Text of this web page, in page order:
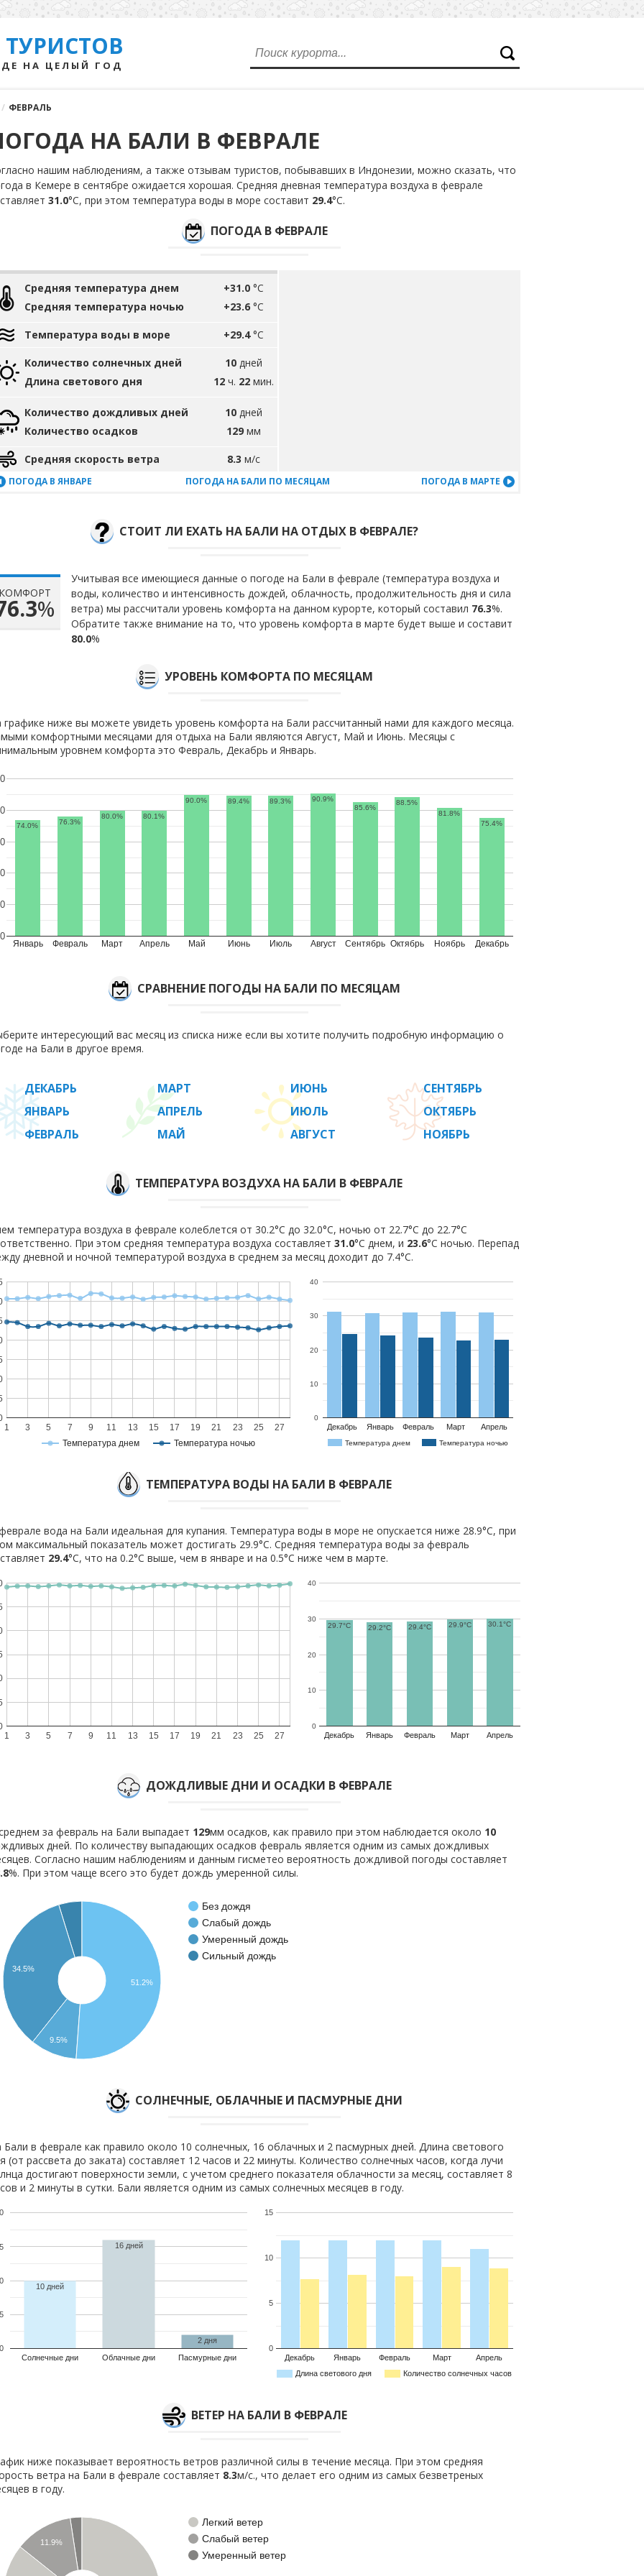
НА ЦЕЛЫЙ ГОД
/ ФЕВРАЛЬ
НА БАЛИ В ФЕВРАЛЕ
нашим наблюдениям, а также отзывам туристов, побывавших в Индонезии, можно сказать, что
в Кемере в сентябре ожидается хорошая. Средняя дневная температура воздуха в феврале
31.0°С, при этом температура воды в море составит 29.4°С.
ПОГОДА В ФЕВРАЛЕ
Средняя температура днем
Средняя температура ночью
+31.0 °C
+23.6 °C
Температура воды в море +29.4°C
Количество солнечных дней
Длина светового дня
10 дней
12 ч. 22 мин.
Количество дождливых дней
Количество осадков
10 дней
129 мм
Средняя скорость ветра 8.3 м/с
ПОГОДА В ЯНВАРЕ ПОГОДА НА БАЛИ ПО МЕСЯЦАМ ПОГОДА В МАРТЕ
СТОИТ ЛИ ЕХАТЬ НА БАЛИ НА ОТДЫХ В ФЕВРАЛЕ?
КОМФОРТ
%
Учитывая все имеющиеся данные о погоде на Бали в феврале (температура воздуха и
воды, количество и интенсивность дождей, облачность, продолжительность дня и сила
ветра) мы рассчитали уровень комфорта на данном курорте, который составил 76.3%.
Обратите также внимание на то, что уровень комфорта в марте будет выше и составит
80.0%
УРОВЕНЬ КОМФОРТА ПО МЕСЯЦАМ
графике ниже вы можете увидеть уровень комфорта на Бали рассчитанный нами для каждого месяца.
комфортными месяцами для отдыха на Бали являются Август, Май и Июнь. Месяцы с
уровнем комфорта это Февраль, Декабрь и Январь.
Январь Февраль Март Апрель Май Июнь Июль Август Сентябрь Октябрь Ноябрь Декабрь
0
74.0% 76.3%
80.0% 80.1%
90.0% 89.4% 89.3%
90.9%
85.6%
88.5%
81.8%
75.4%
СРАВНЕНИЕ ПОГОДЫ НА БАЛИ ПО МЕСЯЦАМ
интересующий вас месяц из списка ниже если вы хотите получить подробную информацию о
на Бали в другое время.
ДЕКАБРЬ
ЯНВАРЬ
ФЕВРАЛЬ
МАРТ
АПРЕЛЬ
МАЙ
ИЮНЬ
ИЮЛЬ
АВГУСТ
СЕНТЯБРЬ
ОКТЯБРЬ
НОЯБРЬ
ТЕМПЕРАТУРА ВОЗДУХА НА БАЛИ В ФЕВРАЛЕ
температура воздуха в феврале колеблется от 30.2°C до 32.0°C, ночью от 22.7°C до 22.7°C
При этом средняя температура воздуха составляет 31.0°C днем, и 23.6°C ночью. Перепад
дневной и ночной температурой воздуха в среднем за месяц доходит до 7.4°С.
Температура днем Температура ночью
1 3 5 7 9 11 13 15 17 19 21 23 25 27
Температура днем Температура ночью
Декабрь Январь Февраль Март Апрель
0
10
20
30
40
ТЕМПЕРАТУРА ВОДЫ НА БАЛИ В ФЕВРАЛЕ
вода на Бали идеальная для купания. Температура воды в море не опускается ниже 28.9°C, при
максимальный показатель может достигать 29.9°C. Средняя температура воды за февраль
29.4°C, что на 0.2°C выше, чем в январе и на 0.5°C ниже чем в марте.
1 3 5 7 9 11 13 15 17 19 21 23 25 27 Декабрь Январь Февраль Март Апрель
0
10
20
30
40
29.7°C 29.2°C 29.4°C 29.9°C 30.1°C
ДОЖДЛИВЫЕ ДНИ И ОСАДКИ В ФЕВРАЛЕ
за февраль на Бали выпадает 129мм осадков, как правило при этом наблюдается около 10
дней. По количеству выпадающих осадков февраль является одним из самых дождливых
Согласно нашим наблюдениям и данным гисметео вероятность дождливой погоды составляет
%. При этом чаще всего это будет дождь умеренной силы.
Без дождя
Слабый дождь
Умеренный дождь
Сильный дождь
34.5%
9.5%
51.2%
CОЛНЕЧНЫЕ, ОБЛАЧНЫЕ И ПАСМУРНЫЕ ДНИ
Бали в феврале как правило около 10 солнечных, 16 облачных и 2 пасмурных дней. Длина светового
(от рассвета до заката) составляет 12 часов и 22 минуты. Количество солнечных часов, когда лучи
достигают поверхности земли, с учетом среднего показателя облачности за месяц, составляет 8
и 2 минуты в сутки. Бали является одним из самых солнечных месяцев в году.
Солнечные дни Облачные дни Пасмурные дни
0
5
10 дней
16 дней
2 дня
Длина светового дня Количество солнечных часов
Декабрь Январь Февраль Март Апрель
0
5
10
15
ВЕТЕР НА БАЛИ В ФЕВРАЛЕ
ниже показывает вероятность ветров различной силы в течение месяца. При этом средняя
ветра на Бали в феврале составляет 8.3м/с., что делает его одним из самых безветреных
в году.
Легкий ветер
Слабый ветер
Умеренный ветер
11.9%